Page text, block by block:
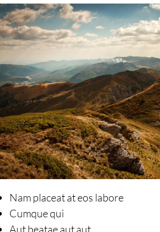
Nam placeat at eos labore
Cumque qui
Aut beatae aut aut